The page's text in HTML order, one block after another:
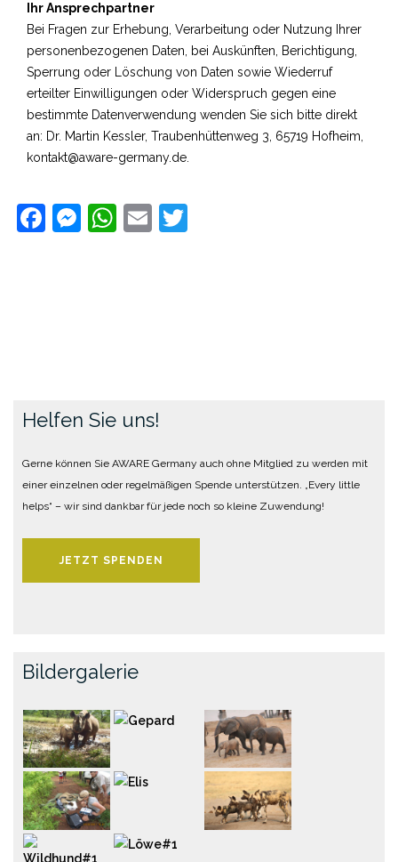
Ihr Ansprechpartner
Bei Fragen zur Erhebung, Verarbeitung oder Nutzung Ihrer
personenbezogenen Daten, bei Auskünften, Berichtigung,
Sperrung oder Löschung von Daten sowie Wiederruf
erteilter Einwilligungen oder Widerspruch gegen eine
bestimmte Datenverwendung wenden Sie sich bitte direkt
an: Dr. Martin Kessler, Traubenhüttenweg 3, 65719 Hofheim,
kontakt@aware-germany.de.
Facebook
Messenger
WhatsApp
Email
Helfen Sie uns!
Gerne können Sie AWARE Germany auch ohne Mitglied zu werden mit
einer einzelnen oder regelmäßigen Spende unterstützen. „Every little
helps“ – wir sind dankbar für jede noch so kleine Zuwendung!
JETZT SPENDEN
Bildergalerie